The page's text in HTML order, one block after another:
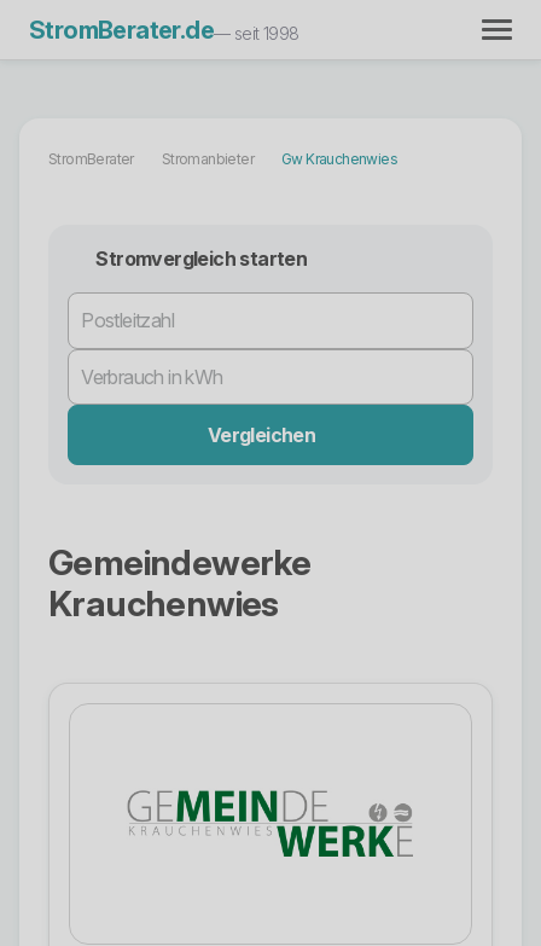
StromBerater.de— seit 1998
StromBerater Stromanbieter Gw Krauchenwies
Stromvergleich starten
Vergleichen
Gemeindewerke
Krauchenwies